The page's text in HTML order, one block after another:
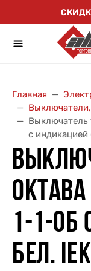
Главная
Выключатель
с индикацией
1-1-ОБ
БЕЛ.